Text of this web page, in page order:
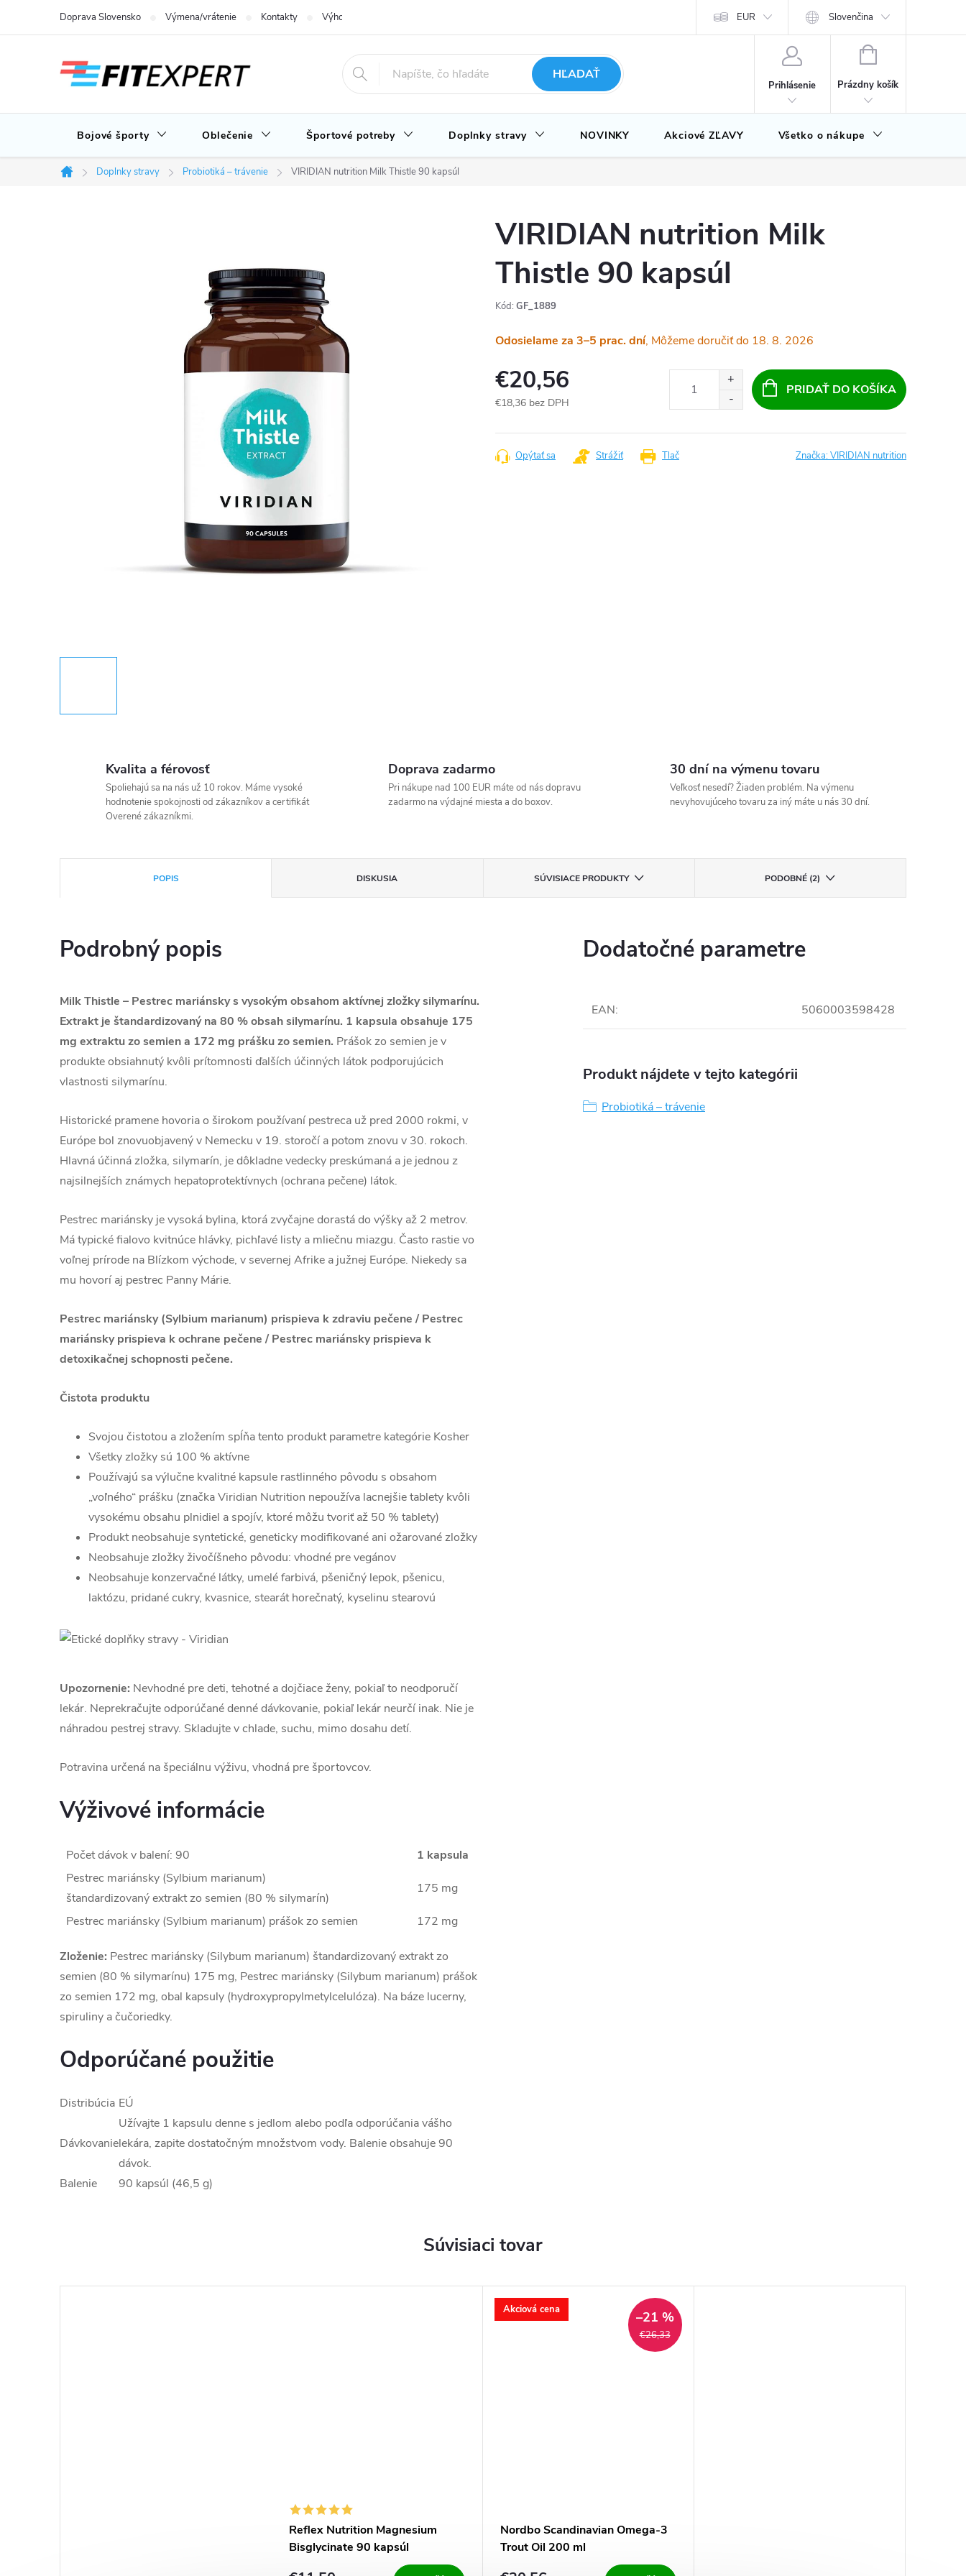
Doprava Slovensko Výmena/vrátenie Kontakty Výhody nákupu u nás EUR Slovenčina
HĽADAŤ
Prihlásenie
NÁKUPNÝ
Prázdny košík
Bojové športy Oblečenie Športové potreby Doplnky stravy NOVINKY Akciové ZĽAVY Všetko o nákupe
Domov
Doplnky stravy Probiotiká – trávenie VIRIDIAN nutrition Milk Thistle 90 kapsúl
VIRIDIAN nutrition Milk
Thistle 90 kapsúl
Kód: GF_1889
Odosielame za 3–5 prac. dní 18. 8. 2026
€20,56
€18,36 bez DPH
cena:
PRIDAŤ DO KOŠÍKA
Tlač
Opýtať sa Strážiť Značka:VIRIDIAN nutrition
Kvalita a férovosť
Spoliehajú sa na nás už 10 rokov. Máme vysoké
hodnotenie spokojnosti od zákazníkov a certifikát
Overené zákazníkmi.
Doprava zadarmo
Pri nákupe nad 100 EUR máte od nás dopravu
zadarmo na výdajné miesta a do boxov.
30 dní na výmenu tovaru
Veľkosť nesedí? Žiaden problém. Na výmenu
nevyhovujúceho tovaru za iný máte u nás 30 dní.
POPIS DISKUSIA SÚVISIACE PRODUKTY PODOBNÉ (2)
Podrobný popis
Milk Thistle – Pestrec mariánsky s vysokým obsahom aktívnej zložky silymarínu.
Extrakt je štandardizovaný na 80 % obsah silymarínu. 1 kapsula obsahuje 175
mg extraktu zo semien a 172 mg prášku zo semien. Prášok zo semien je v
produkte obsiahnutý kvôli prítomnosti ďalších účinných látok podporujúcich
vlastnosti silymarínu.
Historické pramene hovoria o širokom používaní pestreca už pred 2000 rokmi, v
Európe bol znovuobjavený v Nemecku v 19. storočí a potom znovu v 30. rokoch.
Hlavná účinná zložka, silymarín, je dôkladne vedecky preskúmaná a je jednou z
najsilnejších známych hepatoprotektívnych (ochrana pečene) látok.
Pestrec mariánsky je vysoká bylina, ktorá zvyčajne dorastá do výšky až 2 metrov.
Má typické fialovo kvitnúce hlávky, pichľavé listy a mliečnu miazgu. Často rastie vo
voľnej prírode na Blízkom východe, v severnej Afrike a južnej Európe. Niekedy sa
mu hovorí aj pestrec Panny Márie.
Pestrec mariánsky (Sylbium marianum) prispieva k zdraviu pečene / Pestrec
mariánsky prispieva k ochrane pečene / Pestrec mariánsky prispieva k
detoxikačnej schopnosti pečene.
Čistota produktu
Svojou čistotou a zložením spĺňa tento produkt parametre kategórie Kosher
Všetky zložky sú 100 % aktívne
Používajú sa výlučne kvalitné kapsule rastlinného pôvodu s obsahom
„voľného“ prášku (značka Viridian Nutrition nepoužíva lacnejšie tablety kvôli
vysokému obsahu plnidiel a spojív, ktoré môžu tvoriť až 50 % tablety)
Produkt neobsahuje syntetické, geneticky modifikované ani ožarované zložky
Neobsahuje zložky živočíšneho pôvodu: vhodné pre vegánov
Neobsahuje konzervačné látky, umelé farbivá, pšeničný lepok, pšenicu,
laktózu, pridané cukry, kvasnice, stearát horečnatý, kyselinu stearovú
Upozornenie: Nevhodné pre deti, tehotné a dojčiace ženy, pokiaľ to neodporučí
lekár. Neprekračujte odporúčané denné dávkovanie, pokiaľ lekár neurčí inak. Nie je
náhradou pestrej stravy. Skladujte v chlade, suchu, mimo dosahu detí.
Potravina určená na špeciálnu výživu, vhodná pre športovcov.
Výživové informácie
Počet dávok v balení: 90
1 kapsula
Pestrec mariánsky (Sylbium marianum)
štandardizovaný extrakt zo semien (80 % silymarín)
175 mg
Pestrec mariánsky (Sylbium marianum) prášok zo semien 172 mg
Zloženie: Pestrec mariánsky (Silybum marianum) štandardizovaný extrakt zo
semien (80 % silymarínu) 175 mg, Pestrec mariánsky (Silybum marianum) prášok
zo semien 172 mg, obal kapsuly (hydroxypropylmetylcelulóza). Na báze lucerny,
spiruliny a čučoriedky.
Odporúčané použitie
Distribúcia EÚ
Dávkovanie
Užívajte 1 kapsulu denne s jedlom alebo podľa odporúčania vášho
lekára, zapite dostatočným množstvom vody. Balenie obsahuje 90
dávok.
Balenie
90 kapsúl (46,5 g)
Dodatočné parametre
EAN: 5060003598428
Produkt nájdete v tejto kategórii
Probiotiká – trávenie
Súvisiaci tovar
Reflex Nutrition Magnesium
Bisglycinate 90 kapsúl
Akciová cena
€26,33
–21 %
Nordbo Scandinavian Omega-3
Trout Oil 200 ml